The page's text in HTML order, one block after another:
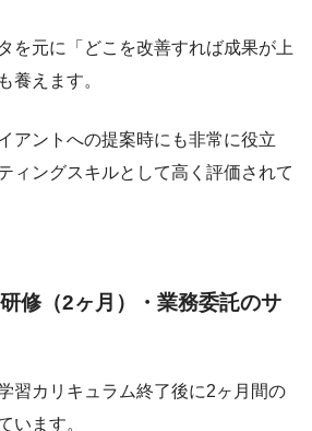
を元に「どこを改善すれば成果が上
養えます。
アントへの提案時にも非常に役立
ィングスキルとして高く評価されて
修（2ヶ月）・業務委託のサ
習カリキュラム終了後に2ヶ月間の
います。